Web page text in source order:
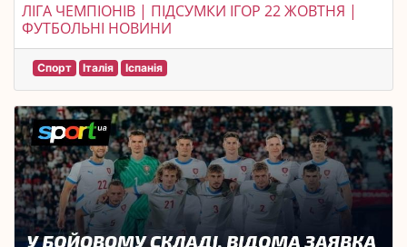
ЛІГА ЧЕМПІОНІВ | ПІДСУМКИ ІГОР 22 ЖОВТНЯ |
ФУТБОЛЬНІ НОВИНИ
Спорт Італія Іспанія